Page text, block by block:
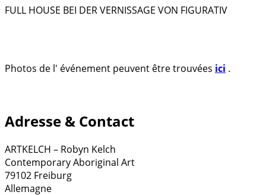
FULL HOUSE BEI DER VERNISSAGE VON FIGURATIV
Photos de l' événement peuvent être trouvées ici .
Adresse & Contact
ARTKELCH – Robyn Kelch
Contemporary Aboriginal Art
79102 Freiburg
Allemagne